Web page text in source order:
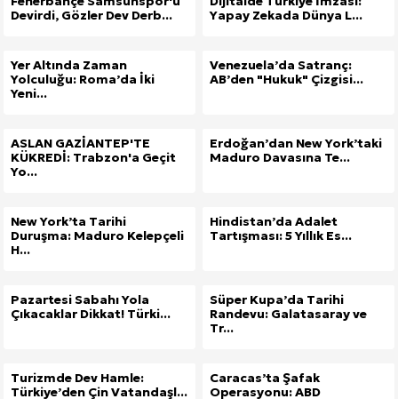
Devirdi, Gözler Dev Derb...
Yapay Zekada Dünya L...
Yer Altında Zaman
Yolculuğu: Roma’da İki
Yeni...
Venezuela’da Satranç:
AB’den "Hukuk" Çizgisi...
ASLAN GAZİANTEP'TE
KÜKREDİ: Trabzon'a Geçit
Yo...
Erdoğan’dan New York’taki
Maduro Davasına Te...
New York’ta Tarihi
Duruşma: Maduro Kelepçeli
H...
Hindistan’da Adalet
Tartışması: 5 Yıllık Es...
Pazartesi Sabahı Yola
Çıkacaklar Dikkat! Türki...
Süper Kupa’da Tarihi
Randevu: Galatasaray ve
Tr...
Turizmde Dev Hamle:
Türkiye’den Çin Vatandaşl...
Caracas’ta Şafak
Operasyonu: ABD
Kuzu Fileto Seçimi ve Pişirme Önerileri: Yumuşak
Dar Tavanlı Alanlar İçin Oval Hava Kanalı Avantajları